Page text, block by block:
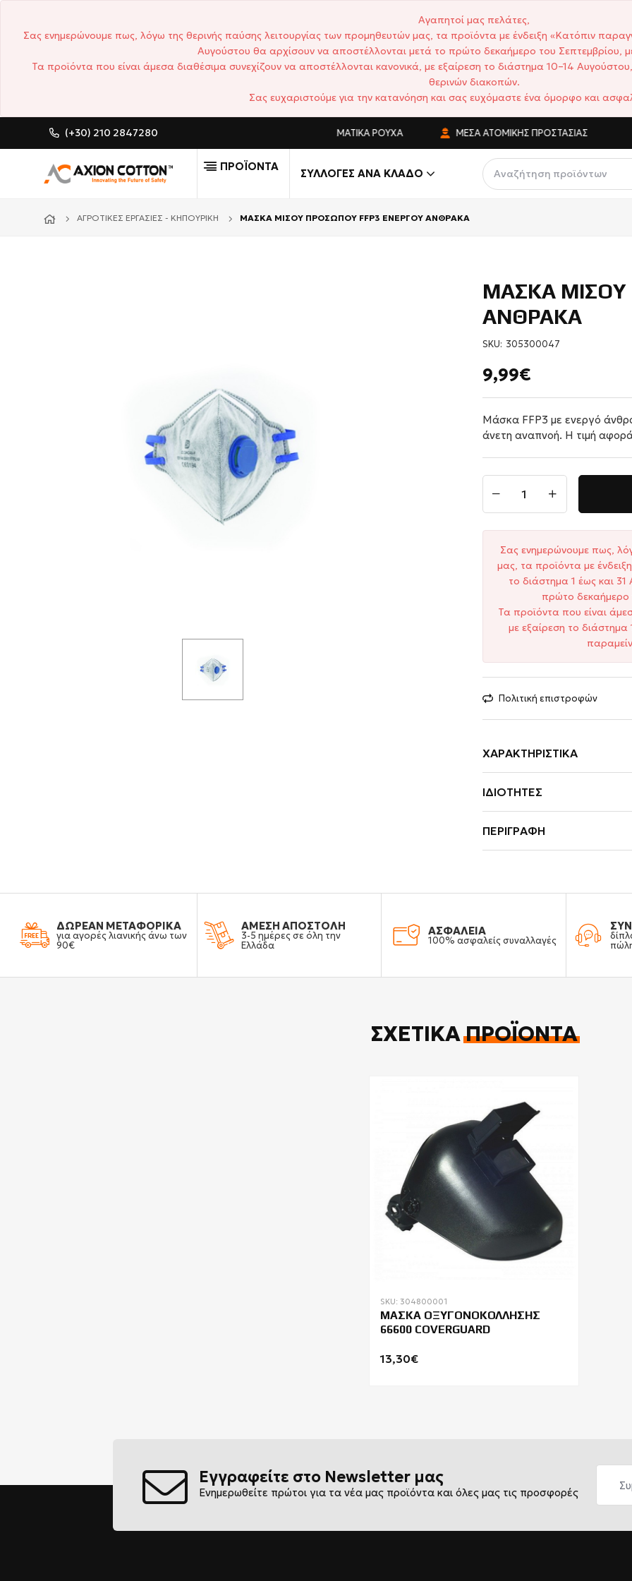
Αγαπητοί μας πελάτες,
Σας ενημερώνουμε πως, λόγω της θερινής παύσης λειτουργίας των προμηθευτών μας, τα προϊόντα με ένδειξη «Κατόπιν
Αυγούστου θα αρχίσουν να αποστέλλονται μετά το πρώτο δεκαήμερο του Σεπτεμβρίου,
Τα προϊόντα που είναι άμεσα διαθέσιμα συνεχίζουν να αποστέλλονται κανονικά, με εξαίρεση το διάστημα 10–14
θερινών διακοπών.
Σας ευχαριστούμε για την κατανόηση και σας ευχόμαστε ένα όμορφο και
(+30) 210 2847280 CUSTOM MADE ΕΠΑΓΓΕΛΜΑΤΙΚΆ ΡΟΎΧΑ ΜΈΣΑ ΑΤΟΜΙΚΉΣ ΠΡΟΣΤΑΣΊΑΣ
ΠΡΟΪΟΝΤΑ
ΣΥΛΛΟΓΈΣ ΑΝΆ ΚΛΆΔΟ
ΑΓΡΟΤΙΚΈΣ ΕΡΓΑΣΊΕΣ - ΚΗΠΟΥΡΙΚΉ ΜΑΣΚΑ ΜΙΣΟΥ ΠΡΟΣΩΠΟΥ FFP3 ΕΝΕΡΓΟΥ ΑΝΘΡΑΚΑ
ΜΑΣΚΑ ΜΙΣΟΥ
ΑΝΘΡΑΚΑ
SKU: 305300047
9,99€
Μάσκα FFP3 με ενεργό
άνετη αναπνοή. Η τιμή
Σας ενημερώνουμε πως,
μας, τα προϊόντα με
το διάστημα 1 έως και
πρώτο δεκαήμερο
Τα προϊόντα που είναι
με εξαίρεση το
Πολιτική επιστροφών
ΧΑΡΑΚΤΗΡΙΣΤΙΚΆ
ΙΔΙΌΤΗΤΕΣ
ΠΕΡΙΓΡΑΦΉ
ΔΩΡΕΑΝ ΜΕΤΑΦΟΡΙΚΑ
για αγορές λιανικής άνω των
90€
ΑΜΕΣΗ ΑΠΟΣΤΟΛΗ
3-5 ημέρες σε όλη την
Ελλάδα
ΑΣΦΑΛΕΙΑ
100% ασφαλείς συναλλαγές
ΣΧΕΤΙΚΆΠΡΟΪΌΝΤΑ
SKU: 304800001
ΜΑΣΚΑ ΟΞΥΓΟΝΟΚΟΛΛΗΣΗΣ
66600 COVERGUARD
13,30€
Εγγραφείτε στο Newsletter μας
Ενημερωθείτε πρώτοι για τα νέα μας προϊόντα και όλες μας τις προσφορές